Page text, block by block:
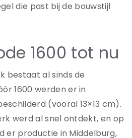
die past bij de bouwstijl
1600 tot nu
bestaat al sinds de
1600 werden er in
(vooral 13×13 cm).
werd al snel ontdekt, en op
er productie in Middelburg,